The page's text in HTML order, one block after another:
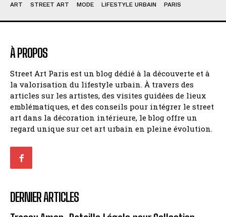
ART STREET ART MODE LIFESTYLE URBAIN PARIS
À PROPOS
Street Art Paris est un blog dédié à la découverte et à
la valorisation du lifestyle urbain. À travers des
articles sur les artistes, des visites guidées de lieux
emblématiques, et des conseils pour intégrer le street
art dans la décoration intérieure, le blog offre un
regard unique sur cet art urbain en pleine évolution.
DERNIER ARTICLES